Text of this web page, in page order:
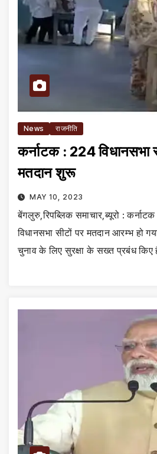
News राजनीति
कर्नाटक : 224 विधानसभा सीटों के लिए
मतदान शुरू
MAY 10, 2023
बेंगलुरु,रिपब्लिक समाचार,ब्यूरो :
विधानसभा सीटों पर मतदान आरम्भ हो
चुनाव के लिए सुरक्षा के सख्त प्रबंध